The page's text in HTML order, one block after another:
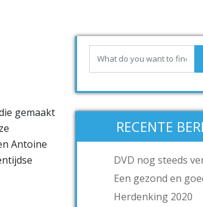
gemaakt
Antoine
RECENTE
DVD nog steeds
Een gezond en
Herdenking 2020